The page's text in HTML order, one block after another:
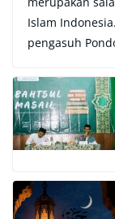
Islam
pengasuh